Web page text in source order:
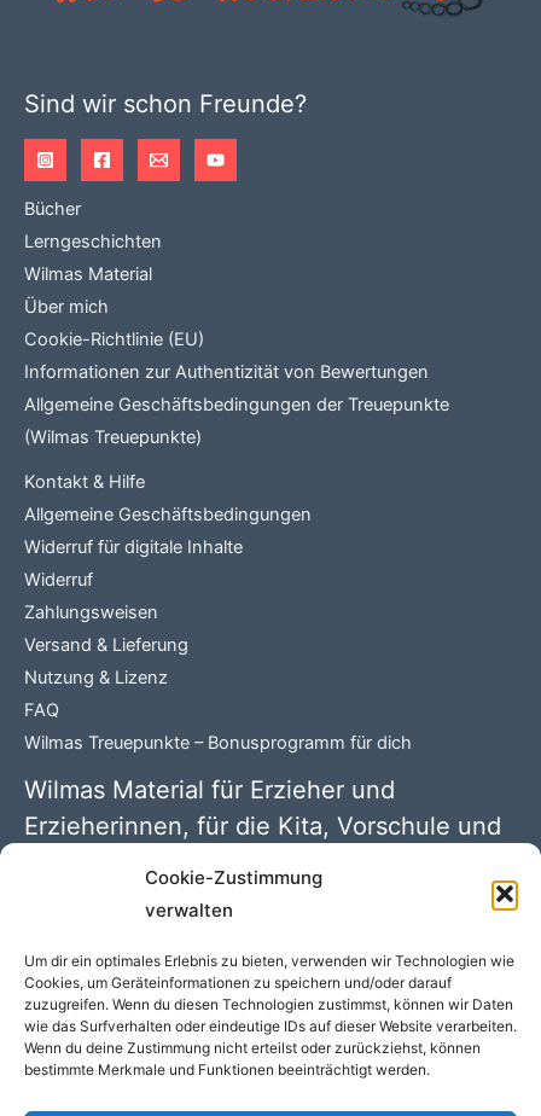
Cookie-Zustimmung
verwalten
Um dir ein optimales Erlebnis zu bieten, verwenden wir Technologien wie
Cookies, um Geräteinformationen zu speichern und/oder darauf
zuzugreifen. Wenn du diesen Technologien zustimmst, können wir Daten
wie das Surfverhalten oder eindeutige IDs auf dieser Website verarbeiten.
Wenn du deine Zustimmung nicht erteilst oder zurückziehst, können
bestimmte Merkmale und Funktionen beeinträchtigt werden.
Sind wir schon Freunde?
Bücher
Lerngeschichten
Wilmas Material
Über mich
Cookie-Richtlinie (EU)
Informationen zur Authentizität von Bewertungen
Allgemeine Geschäftsbedingungen der Treuepunkte
(Wilmas Treuepunkte)
Kontakt & Hilfe
Allgemeine Geschäftsbedingungen
Widerruf für digitale Inhalte
Widerruf
Zahlungsweisen
Versand & Lieferung
Nutzung & Lizenz
FAQ
Wilmas Treuepunkte – Bonusprogramm für dich
Wilmas Material für Erzieher und
Erzieherinnen, für die Kita, Vorschule und
Wilma Wochenwurm PDFs mit 100 kreativen Kindergarten
„Lerngeschichten mit Wilma Wochenwurm“ von Susanne
Bohne (Hallo liebe Wolke)